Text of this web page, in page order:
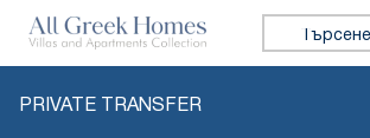
Премини към съдържанието
Търсене за:
PRIVATE TRANSFER